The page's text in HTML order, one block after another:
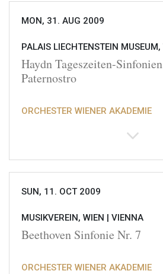
MON, 31. AUG 2009
PALAIS LIECHTENSTEIN MUSEUM,
Haydn Tageszeiten-
Paternostro
ORCHESTER WIENER AKADEMIE
SUN, 11. OCT 2009
MUSIKVEREIN, WIEN | VIENNA
Beethoven Sinfonie Nr. 7
ORCHESTER WIENER AKADEMIE